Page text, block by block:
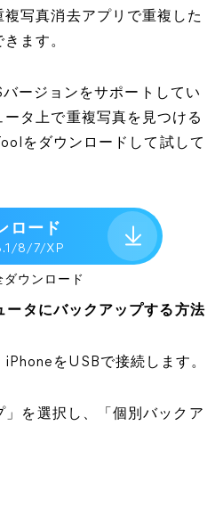
写真消去アプリで重複した
ます。
ージョンをサポートしてい
タ上で重複写真を見つける
をダウンロードして試して
ロード
8/7/XP
ダウンロード
ータにバックアップする方法
をUSBで接続します。
」を選択し、「個別バックア